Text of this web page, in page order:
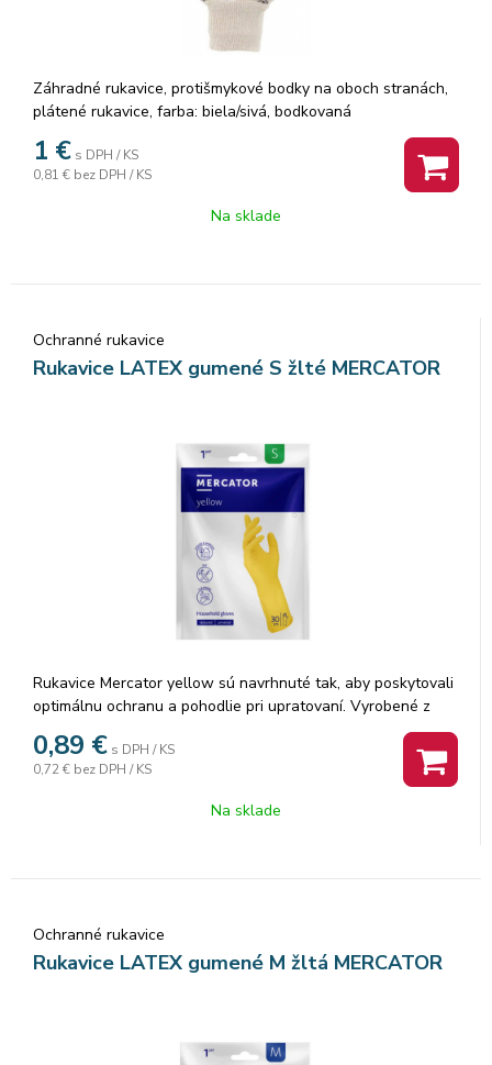
Záhradné rukavice, protišmykové bodky na oboch stranách,
plátené rukavice, farba: biela/sivá, bodkovaná
1 € s DPH / KS
0,81 € bez DPH / KS
Na sklade
Ochranné rukavice
Rukavice LATEX gumené S žlté MERCATOR
Rukavice Mercator yellow sú navrhnuté tak, aby poskytovali
optimálnu ochranu a pohodlie pri upratovaní. Vyrobené z
chemikáliám a mechanickému poškodeniu. Vďaka
textúrovanej povrchovej úprave poskytujú skvelý úchop aj vo
čím zaručuje pohodlné nosenie a flexibilitu pohybu. Tieto
0,89 € s DPH / KS
0,72 € bez DPH / KS
Na sklade
Ochranné rukavice
Rukavice LATEX gumené M žltá MERCATOR